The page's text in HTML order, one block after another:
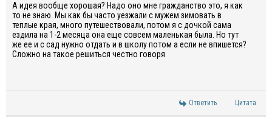
А идея вообще хорошая? Надо оно мне гражданство это, я как
то не знаю. Мы как бы часто уезжали с мужем зимовать в
теплые края, много путешествовали, потом я с дочкой сама
ездила на 1-2 месяца она еще совсем маленькая была. Но тут
же ее и с сад нужно отдать и в школу потом а если не впишется?
Сложно на такое решиться честно говоря
Ответить Цитата